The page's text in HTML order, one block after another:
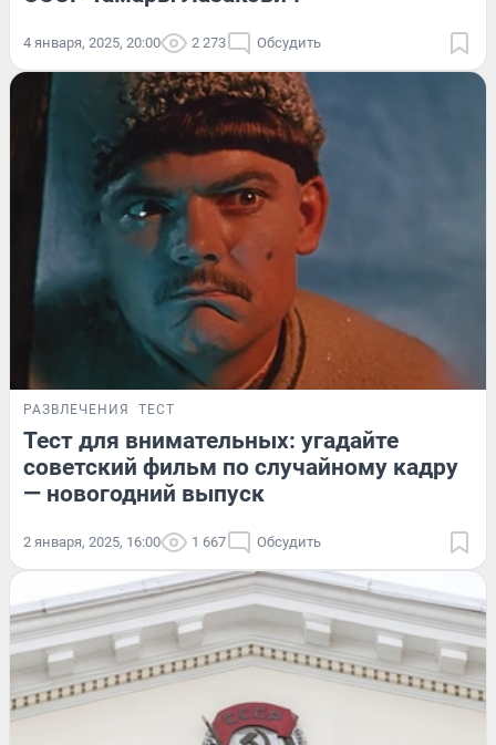
4 января, 2025, 20:00 2 273 Обсудить
РАЗВЛЕЧЕНИЯ ТЕСТ
Тест для внимательных: угадайте
советский фильм по случайному кадру
— новогодний выпуск
2 января, 2025, 16:00 1 667 Обсудить